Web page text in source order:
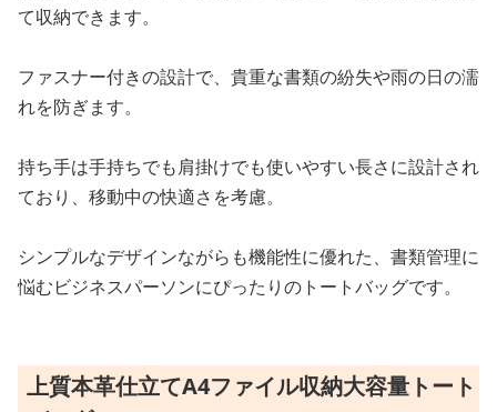
て収納できます。
ファスナー付きの設計で、貴重な書類の紛失や雨の日の濡
れを防ぎます。
持ち手は手持ちでも肩掛けでも使いやすい長さに設計され
ており、移動中の快適さを考慮。
シンプルなデザインながらも機能性に優れた、書類管理に
悩むビジネスパーソンにぴったりのトートバッグです。
上質本革仕立てA4ファイル収納大容量トート